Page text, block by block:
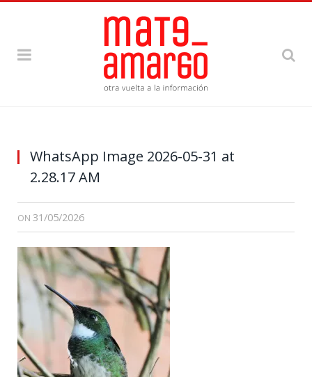
WhatsApp Image 2026-05-31 at
2.28.17 AM
ON 31/05/2026